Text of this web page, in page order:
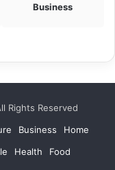
Business
Rights Reserved
Home
Business
Food
Health